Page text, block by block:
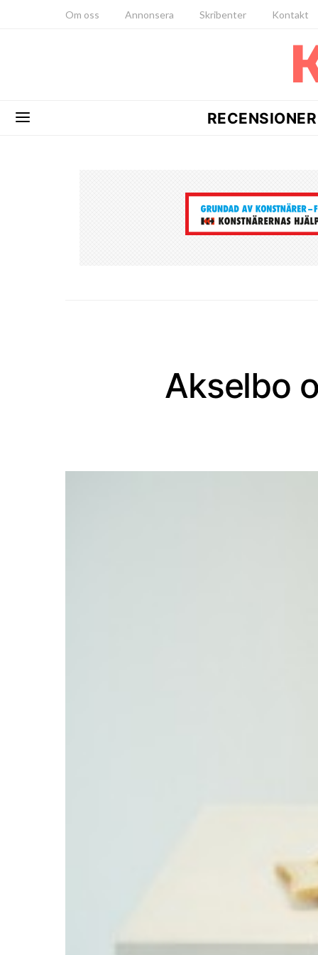
Om oss Annonsera Skribenter Kontakt
RECENSIONER
Akselbo